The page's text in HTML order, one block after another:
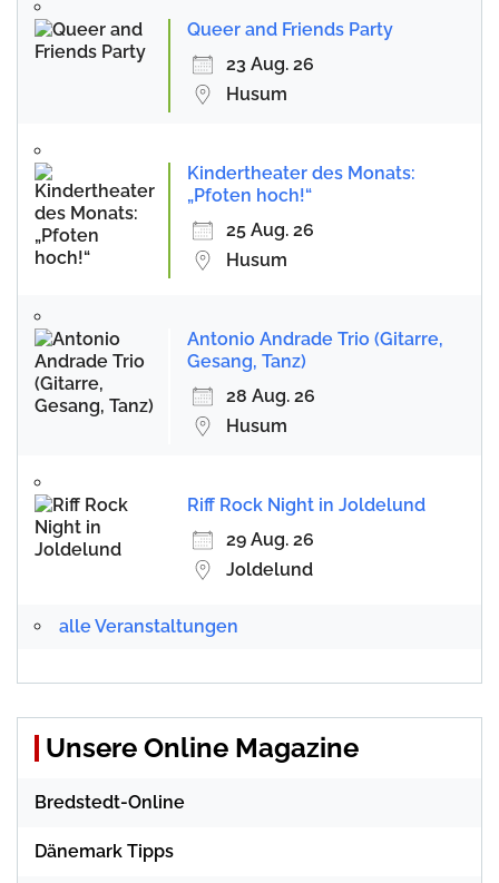
Queer and Friends Party
23 Aug. 26
Husum
Kindertheater des Monats:
„Pfoten hoch!“
25 Aug. 26
Husum
Antonio Andrade Trio (Gitarre,
Gesang, Tanz)
28 Aug. 26
Husum
Riff Rock Night in Joldelund
29 Aug. 26
Joldelund
alle Veranstaltungen
Unsere Online Magazine
Bredstedt-Online
Dänemark Tipps